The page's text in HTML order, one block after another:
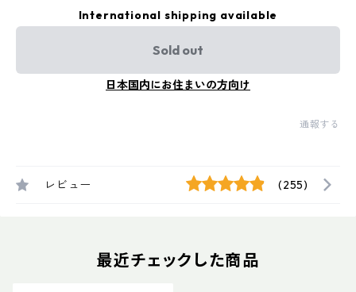
International shipping available
Sold out
日本国内にお住まいの方向け
通報する
レビュー (255)
最近チェックした商品